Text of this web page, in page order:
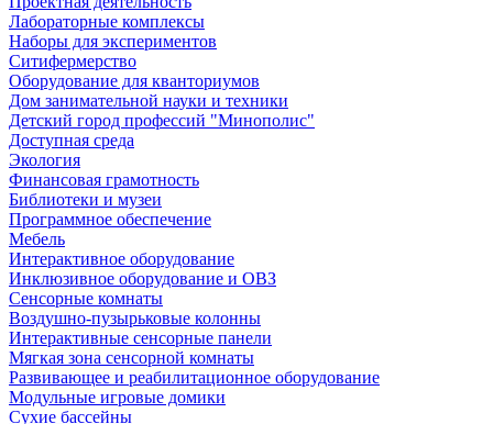
Лабораторные комплексы
Наборы для экспериментов
Ситифермерство
Оборудование для кванториумов
Дом занимательной науки и техники
Детский город профессий "Минополис"
Доступная среда
Экология
Финансовая грамотность
Библиотеки и музеи
Программное обеспечение
Мебель
Интерактивное оборудование
Инклюзивное оборудование и ОВЗ
Cенсорные комнаты
Воздушно-пузырьковые колонны
Интерактивные сенсорные панели
Мягкая зона сенсорной комнаты
Развивающее и реабилитационное оборудование
Модульные игровые домики
Сухие бассейны